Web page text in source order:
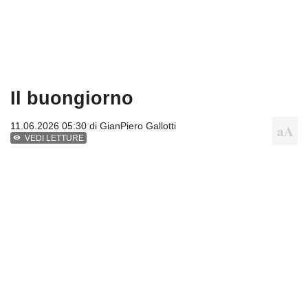
Il buongiorno
11.06.2026 05:30 di GianPiero Gallotti
VEDI LETTURE